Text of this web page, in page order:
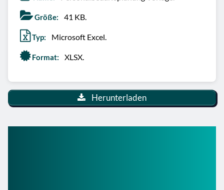
Größe: 41 KB.
Typ: Microsoft Excel.
Format: XLSX.
Herunterladen